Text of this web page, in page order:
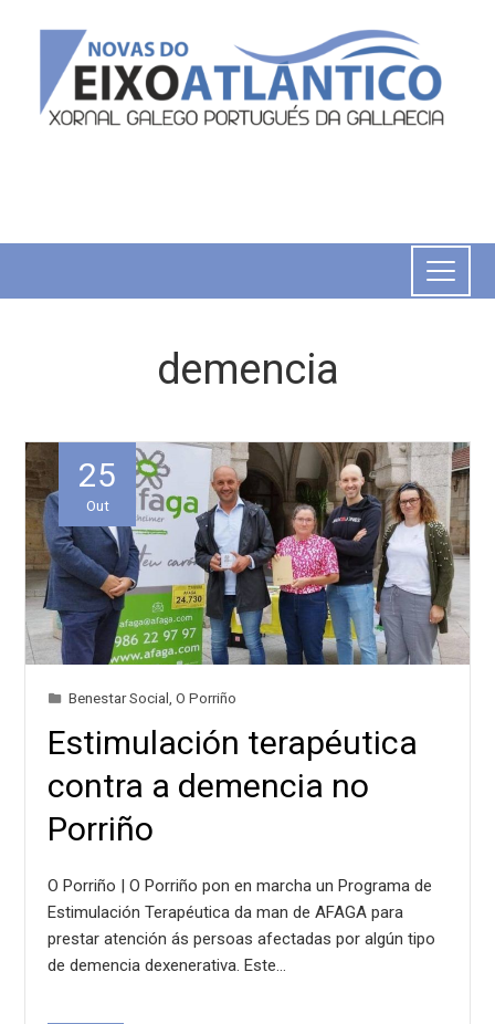
demencia
25
Out
Benestar Social ,O Porriño
Estimulación terapéutica
contra a demencia no
Porriño
O Porriño | O Porriño pon en marcha un Programa de
Estimulación Terapéutica da man de AFAGA para
prestar atención ás persoas afectadas por algún tipo
de demencia dexenerativa. Este…